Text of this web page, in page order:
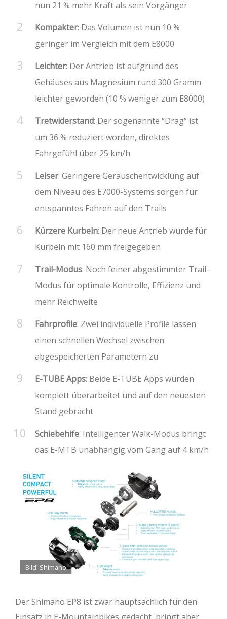
nun 21 % mehr Kraft als sein Vorgänger
Kompakter: Das Volumen ist nun 10 %
geringer im Vergleich mit dem E8000
Leichter: Der Antrieb ist aufgrund des
Gehäuses aus Magnesium rund 300 Gramm
leichter geworden (10 % weniger zum E8000)
Tretwiderstand: Der sogenannte “Drag” ist
um 36 % reduziert worden, direktes
Fahrgefühl über 25 km/h
Leiser: Geringere Geräuschentwicklung auf
dem Niveau des E7000-Systems sorgen für
entspanntes Fahren auf den Trails
Kürzere Kurbeln: Der neue Antrieb wurde für
Kurbeln mit 160 mm freigegeben
Trail-Modus: Noch feiner abgestimmter Trail-
Modus für optimale Kontrolle, Effizienz und
mehr Reichweite
Fahrprofile: Zwei individuelle Profile lassen
einen schnellen Wechsel zwischen
abgespeicherten Parametern zu
E-TUBE Apps: Beide E-TUBE Apps wurden
komplett überarbeitet und auf den neuesten
Stand gebracht
Schiebehife: Intelligenter Walk-Modus bringt
das E-MTB unabhängig vom Gang auf 4 km/h
Bild: Shimano
Der Shimano EP8 ist zwar hauptsächlich für den